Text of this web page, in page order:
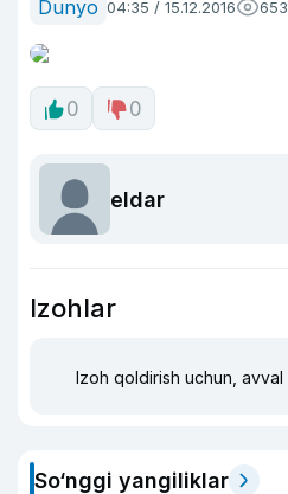
Dunyo 04:35 / 15.12.2016 653
0 0
eldar
Izohlar
Izoh qoldirish uchun, avval
So‘nggi yangiliklar